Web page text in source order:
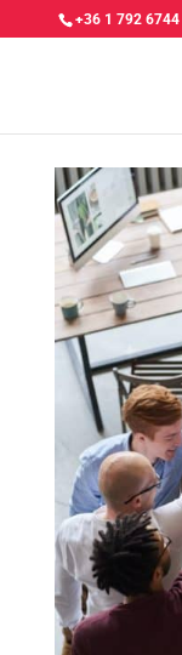
+36 1 792 6744